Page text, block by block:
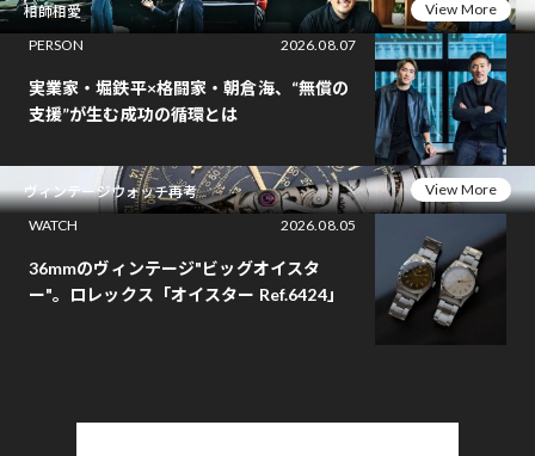
相師相愛
View More
PERSON
2026.08.07
実業家・堀鉄平×格闘家・朝倉海、“無償の
支援”が生む成功の循環とは
ヴィンテージウォッチ再考
View More
WATCH
2026.08.05
36mmのヴィンテージ"ビッグオイスタ
ー"。ロレックス「オイスター Ref.6424」